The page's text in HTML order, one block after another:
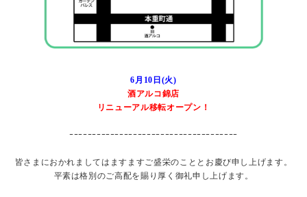
6月10日(火)
酒アルコ錦店
リニューアル移転オープン！
ｰｰｰｰｰｰｰｰｰｰｰｰｰｰｰｰｰｰｰｰｰｰｰｰｰｰｰｰｰｰｰｰｰｰｰｰｰ
皆さまにおかれましてはますますご盛栄のこととお慶び申し上げます。
平素は格別のご高配を賜り厚く御礼申し上げます。